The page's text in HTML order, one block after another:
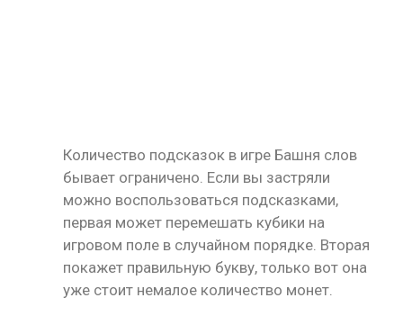
Количество подсказок в игре Башня слов
бывает ограничено. Если вы застряли
можно воспользоваться подсказками,
первая может перемешать кубики на
игровом поле в случайном порядке. Вторая
покажет правильную букву, только вот она
уже стоит немалое количество монет.